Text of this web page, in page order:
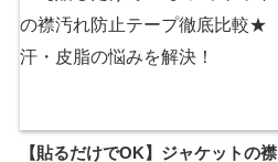
【貼るだけでOK】ジャケットの襟